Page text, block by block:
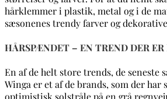
hårklemmer i plastik, metal og i de
sæsonenes trendy farver og
HÅRSPÆNDET – EN TREND DER
En af de helt store trends, de seneste
Winga er et af de brands, som der